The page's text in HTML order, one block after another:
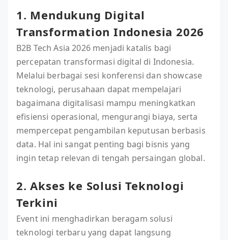
1. Mendukung Digital
Transformation Indonesia 2026
B2B Tech Asia 2026 menjadi katalis bagi
percepatan transformasi digital di Indonesia.
Melalui berbagai sesi konferensi dan showcase
teknologi, perusahaan dapat mempelajari
bagaimana digitalisasi mampu meningkatkan
efisiensi operasional, mengurangi biaya, serta
mempercepat pengambilan keputusan berbasis
data. Hal ini sangat penting bagi bisnis yang
ingin tetap relevan di tengah persaingan global.
2. Akses ke Solusi Teknologi
Terkini
Event ini menghadirkan beragam solusi
teknologi terbaru yang dapat langsung